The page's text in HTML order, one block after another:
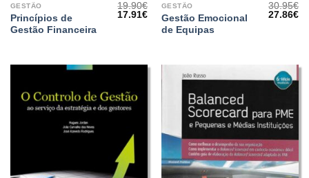
GESTÃO
Princípios de
Gestão Financeira
19.90€
O
17.91€O
preço
atual
GESTÃO
Gestão Emocional
de Equipas
30.95€
O
27.86€O